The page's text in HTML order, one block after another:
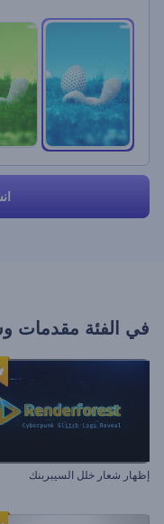
في الفئة مقدمات
إظهار شعار خلل السيبربنك